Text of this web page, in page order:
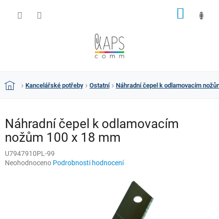
DomůKancelářské potřeby Ostatní Náhradní čepel k odlamovacím
Náhradní čepel k odlamovacím
nožům 100 x 18 mm
U7947910PL-99
Průměrné
Neohodnoceno Podrobnosti hodnocení